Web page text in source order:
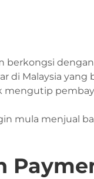
berkongsi
di Malaysia
mengutip
mula menjual